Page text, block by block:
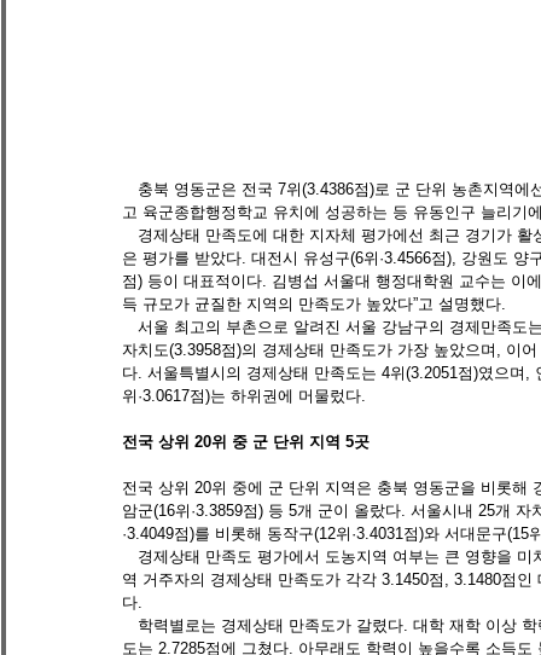
충북 영동군은 전국 7위(3.4386점)로 군 단위 농촌지역에
고 육군종합행정학교 유치에 성공하는 등 유동인구 늘리기
경제상태 만족도에 대한 지자체 평가에선 최근 경기가
은 평가를 받았다. 대전시 유성구(6위·3.4566점), 강원도 양
점) 등이 대표적이다. 김병섭 서울대 행정대학원 교수는 이
득 규모가 균질한 지역의 만족도가 높았다”고 설명했다.
서울 최고의 부촌으로 알려진 서울 강남구의 경제만족도
자치도(3.3958점)의 경제상태 만족도가 가장 높았으며, 이
다. 서울특별시의 경제상태 만족도는 4위(3.2051점)였으며,
위·3.0617점)는 하위권에 머물렀다.
전국 상위 20위 중 군 단위 지역 5곳
전국 상위 20위 중에 군 단위 지역은 충북 영동군을 비롯해
암군(16위·3.3859점) 등 5개 군이 올랐다. 서울시내 25개
·3.4049점)를 비롯해 동작구(12위·3.4031점)와 서대문구
경제상태 만족도 평가에서 도농지역 여부는 큰 영향을
역 거주자의 경제상태 만족도가 각각 3.1450점, 3.1480점
다.
학력별로는 경제상태 만족도가 갈렸다. 대학 재학 이상
도는 2.7285점에 그쳤다. 아무래도 학력이 높을수록 소득